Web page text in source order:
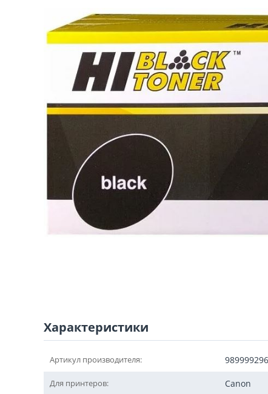
Характеристики
Артикул производителя: 989999296
Для принтеров: Canon